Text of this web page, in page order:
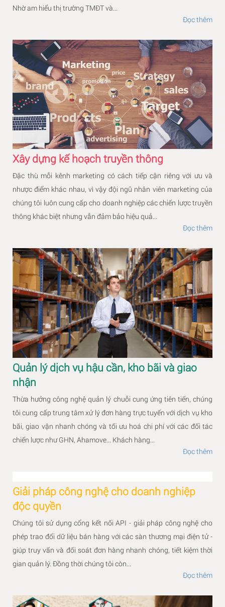
Nhờ am hiểu thị trường TMĐT và...
Đọc thêm
Xây dựng kế hoạch truyền thông
Đặc thù mỗi kênh marketing có cách tiếp cận riêng với ưu và
nhược điểm khác nhau, vì vậy đội ngũ nhân viên marketing của
chúng tôi luôn cung cấp cho doanh nghiệp các chiến lược truyền
thông khác biệt nhưng vẫn đảm bảo hiệu quả...
Đọc thêm
Quản lý dịch vụ hậu cần, kho bãi và giao
nhận
Thừa hưởng công nghệ quản lý chuỗi cung ứng tiên tiến, chúng
tôi cung cấp trung tâm xử lý đơn hàng trực tuyến với dịch vụ kho
bãi, giao vận nhanh chóng và tối ưu hoá chi phí với các đối tác
chiến lược như GHN, Ahamove... Khách hàng...
Đọc thêm
Giải pháp công nghệ cho doanh nghiệp
độc quyền
Chúng tôi sử dụng cổng kết nối API - giải pháp công nghệ cho
phép trao đổi dữ liệu bán hàng với các sàn thương mại điện tử -
giúp truy vấn và đối soát đơn hàng nhanh chóng, tiết kiệm thời
gian quản lý. Đồng thời chúng tôi còn...
Đọc thêm